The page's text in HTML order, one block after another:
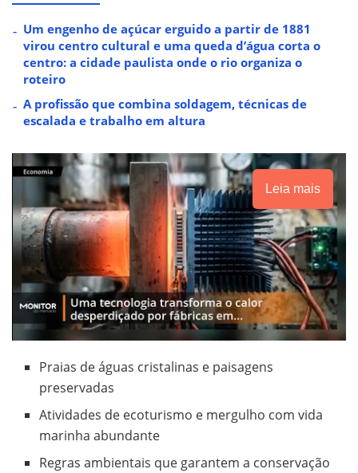
Um engenho de açúcar erguido a partir de 1881
virou centro cultural e uma queda d’água corta o
centro: a cidade paulista onde o rio organiza o
roteiro
A profissão que combina soldagem, técnicas de
escalada e trabalho em altura
Leia mais
Praias de águas cristalinas e paisagens
preservadas
Atividades de ecoturismo e mergulho com vida
marinha abundante
Regras ambientais que garantem a conservação